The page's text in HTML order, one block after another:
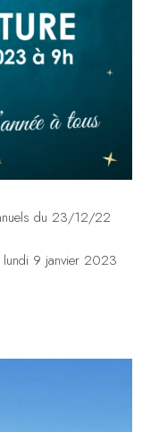
du 23/12/22
lundi 9 janvier 2023